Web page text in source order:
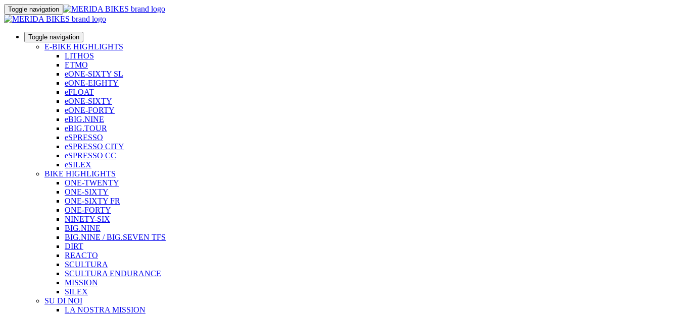
Toggle navigation
Toggle navigation
E-BIKE HIGHLIGHTS
LITHOS
ETMO
eONE-SIXTY SL
eONE-EIGHTY
eFLOAT
eONE-SIXTY
eONE-FORTY
eBIG.NINE
eBIG.TOUR
eSPRESSO
eSPRESSO CITY
eSPRESSO CC
eSILEX
BIKE HIGHLIGHTS
ONE-TWENTY
ONE-SIXTY
ONE-SIXTY FR
ONE-FORTY
NINETY-SIX
BIG.NINE
BIG.NINE / BIG.SEVEN TFS
DIRT
REACTO
SCULTURA
SCULTURA ENDURANCE
MISSION
SILEX
SU DI NOI
LA NOSTRA MISSION